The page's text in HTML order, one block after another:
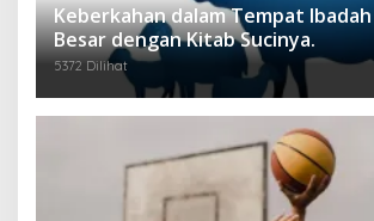
Keberkahan dalam Tempat
Besar dengan Kitab Sucinya.
5372 Dilihat